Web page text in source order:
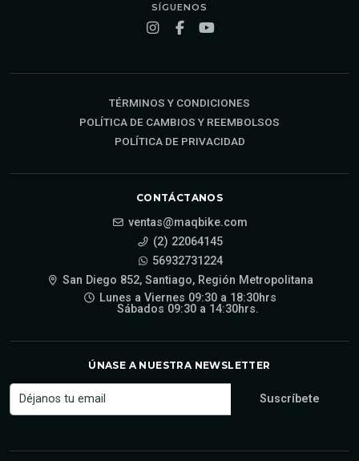
SÍGUENOS
TÉRMINOS Y CONDICIONES
POLÍTICA DE CAMBIOS Y REEMBOLSOS
POLÍTICA DE PRIVACIDAD
CONTÁCTANOS
ventas@maqbike.com
(2) 22064145
56932731224
San Diego 852, Santiago, Región Metropolitana
Lunes a Viernes 09:30 a 18:30hrs
Sábados 09:30 a 14:30hrs.
ÚNASE A NUESTRA NEWSLETTER